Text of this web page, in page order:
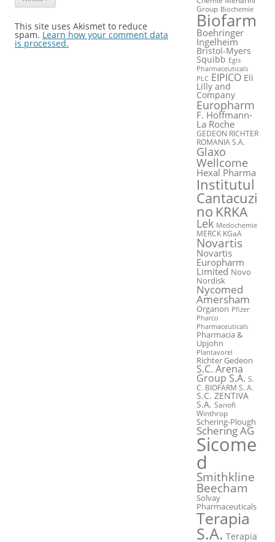
This site uses Akismet to reduce
spam. Learn how your comment data
is processed.
Group Biochemie
Biofarm
Boehringer
Ingelheim
Bristol-Myers
Squibb Egis
Pharmaceuticals
PLC EIPICO Eli
Lilly and
Company
Europharm
F. Hoffmann-
La Roche
GEDEON RICHTER
ROMANIA S.A.
Glaxo
Wellcome
Hexal Pharma
Institutul
Cantacuzi
no KRKA
Lek Medochemie
MERCK KGaA
Novartis
Novartis
Europharm
Limited Novo
Nordisk
Nycomed
Amersham
Organon Pfizer
Pharco
Pharmaceuticals
Pharmacia &
Upjohn
Plantavorel
Richter Gedeon
S.C. Arena
Group S.A. S.
C. BIOFARM S. A.
S.C. ZENTIVA
S.A. Sanofi
Winthrop
Schering-Plough
Schering AG
Sicome
d
Smithkline
Beecham
Solvay
Pharmaceuticals
Terapia
S.A. Terapia